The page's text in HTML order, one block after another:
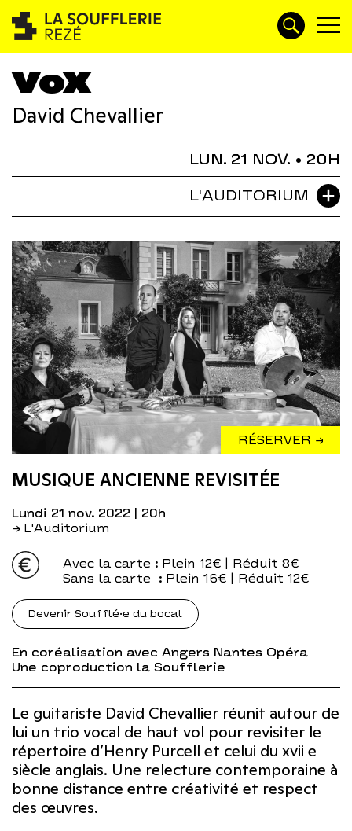
VoX
David Chevallier
LUN. 21 NOV. • 20H
L'AUDITORIUM
RÉSERVER →
MUSIQUE ANCIENNE REVISITÉE
lundi 21 nov. 2022 | 20h
→ L'Auditorium
Avec la carte : Plein 12€ | Réduit 8€
Sans la carte
: Plein 16€ | Réduit 12€
Devenir Soufflé·e du bocal
En coréalisation avec Angers Nantes Opéra
Une coproduction la Soufflerie
Le guitariste David Chevallier réunit autour de
lui un trio vocal de haut vol pour revisiter le
répertoire d’Henry Purcell et celui du xvii e
siècle anglais. Une relecture contemporaine à
bonne distance entre créativité et respect
des œuvres.